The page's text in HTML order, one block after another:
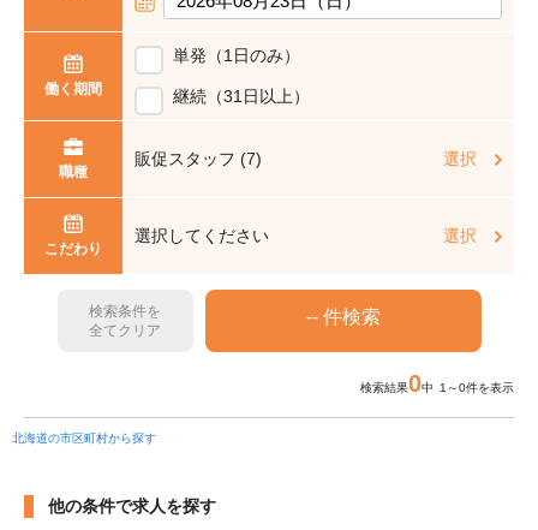
働く期間
単発（1日のみ）
継続（31日以上）
職種
販促スタッフ (7) 選択
こだわり
選択してください 選択
検索条件を
全てクリア
検索結果0中 1～0件を表示
北海道の市区町村から探す
他の条件で求人を探す